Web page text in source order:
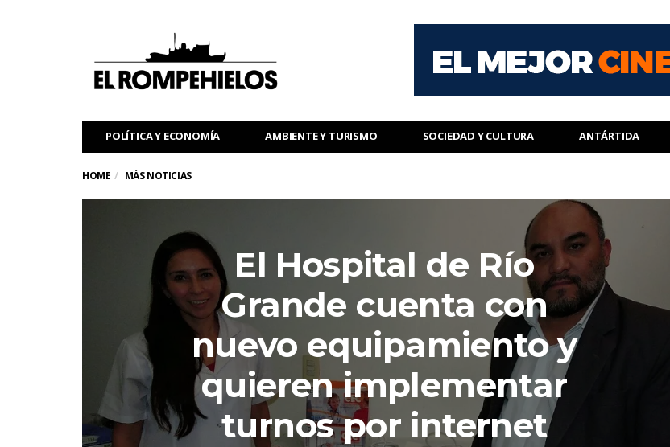
POLÍTICA Y ECONOMÍA AMBIENTE Y TURISMO SOCIEDAD Y CULTURA ANTÁRTIDA
HOME MÁS NOTICIAS
El Hospital de Río
Grande cuenta con
nuevo equipamiento y
quieren implementar
turnos por internet